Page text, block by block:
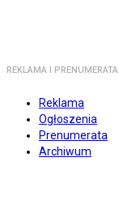
REKLAMA I PRENUMERATA
Reklama
Ogłoszenia
Prenumerata
Archiwum